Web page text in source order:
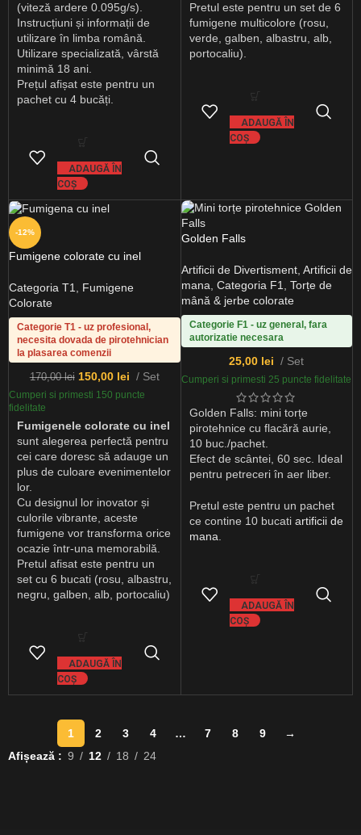
(viteză ardere 0.095g/s).
Instrucțiuni și informații de
utilizare în limba română.
Utilizare specializată, vârstă
minimă 18 ani.
Prețul afișat este pentru un
pachet cu 4 bucăți.
ADAUGĂ ÎN
COȘ
Pretul este pentru un set de 6
fumigene multicolore (rosu,
verde, galben, albastru, alb,
portocaliu).
ADAUGĂ ÎN
COȘ
-12%
Fumigene colorate cu inel
Categoria T1
Fumigene
Colorate
Categorie T1 - uz profesional,
necesita dovada de pirotehnician
la plasarea comenzii
170,00lei 150,00 lei Set
Cumperi si primesti 150 puncte
fidelitate
Fumigenele colorate cu inel
sunt alegerea perfectă pentru
cei care doresc să adauge un
plus de culoare evenimentelor
lor.
Cu designul lor inovator și
culorile vibrante, aceste
fumigene vor transforma orice
ocazie într-una memorabilă.
Pretul afisat este pentru un
set cu 6 bucati (rosu, albastru,
negru, galben, alb, portocaliu)
ADAUGĂ ÎN
COȘ
Golden Falls
Artificii de Divertisment, Artificii de
mana Categoria F1
Torțe de
mână & jerbe colorate
Categorie F1 - uz general, fara
autorizatie necesara
25,00 lei Set
Cumperi si primesti 25 puncte fidelitate
Golden Falls: mini torțe
pirotehnice cu flacără aurie,
10 buc./pachet.
Efect de scântei, 60 sec. Ideal
pentru petreceri în aer liber.
Pretul este pentru un pachet
ce contine 10 bucati artificii de
mana
ADAUGĂ ÎN
COȘ
1 2 3 4 … 7 8 9
→
Afișează
9 12 18 24